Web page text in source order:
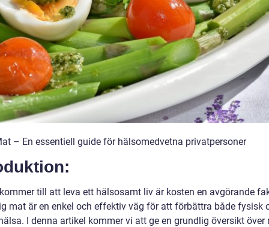
– En essentiell guide för hälsomedvetna privatpersoner
till att leva ett hälsosamt liv är kosten en avgörande
mat är en enkel och effektiv väg för att förbättra både fysisk
I denna artikel kommer vi att ge en grundlig översikt över